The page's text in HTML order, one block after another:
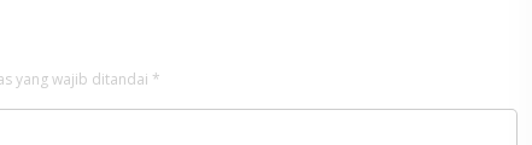
yang wajib ditandai *